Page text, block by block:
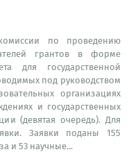
по проведению
грантов в форме
для государственной
под руководством
организациях
и государственных
(девятая очередь). Для
Заявки поданы 155
и 53 научные...